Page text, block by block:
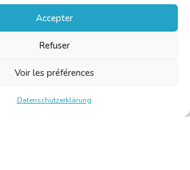
Accepter
Refuser
Voir les préférences
Datenschutzerklärung